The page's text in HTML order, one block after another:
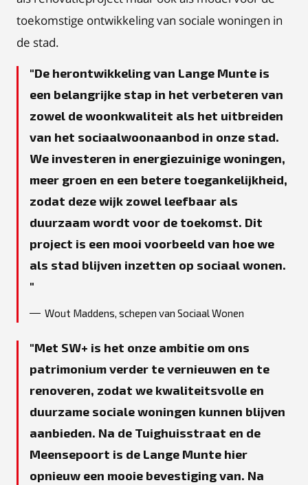
toekomstige ontwikkeling van sociale woningen in
de stad.
De herontwikkeling van Lange Munte is
een belangrijke stap in het verbeteren van
zowel de woonkwaliteit als het uitbreiden
van het sociaalwoonaanbod in onze stad.
We investeren in energiezuinige woningen,
meer groen en een betere toegankelijkheid,
zodat deze wijk zowel leefbaar als
duurzaam wordt voor de toekomst. Dit
project is een mooi voorbeeld van hoe we
als stad blijven inzetten op sociaal wonen.
Wout Maddens, schepen van Sociaal Wonen
Met SW+ is het onze ambitie om ons
patrimonium verder te vernieuwen en te
renoveren, zodat we kwaliteitsvolle en
duurzame sociale woningen kunnen blijven
aanbieden. Na de Tuighuisstraat en de
Meensepoort is de Lange Munte hier
opnieuw een mooie bevestiging van. Na